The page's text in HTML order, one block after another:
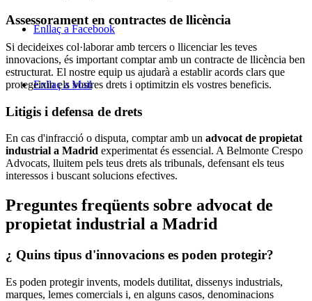
Enllaç a Facebook
Enllaç a Mail
Assessorament en contractes de llicència
Si decideixes col·laborar amb tercers o llicenciar les teves
innovacions, és important comptar amb un contracte de llicència ben
estructurat. El nostre equip us ajudarà a establir acords clars que
protegeixin els vostres drets i optimitzin els vostres beneficis.
Litigis i defensa de drets
En cas d'infracció o disputa, comptar amb un advocat de propietat
industrial a Madrid experimentat és essencial. A Belmonte Crespo
Advocats, lluitem pels teus drets als tribunals, defensant els teus
interessos i buscant solucions efectives.
Preguntes freqüents sobre advocat de
propietat industrial a Madrid
¿ Quins tipus d'innovacions es poden protegir?
Es poden protegir invents, models dutilitat, dissenys industrials,
marques, lemes comercials i, en alguns casos, denominacions